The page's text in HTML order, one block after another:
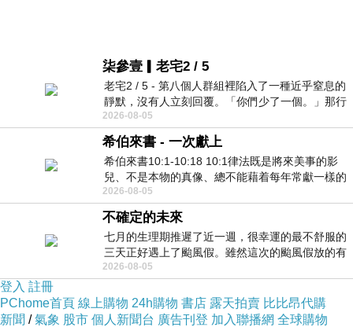
柒參壹▎老宅2 / 5
老宅2 / 5 - 第八個人群組裡陷入了一種近乎窒息的
靜默，沒有人立刻回覆。「你們少了一個。」那行
字像一顆冰冷的鐵釘，硬生生刺進螢
2026-08-05
希伯來書 - 一次獻上
希伯來書10:1-10:18 10:1律法既是將來美事的影
兒、不是本物的真像、總不能藉着每年常獻一樣的
祭物、叫那近前來的人得以完全。 10
2026-08-05
不確定的未來
七月的生理期推遲了近一週，很幸運的最不舒服的
三天正好遇上了颱風假。雖然這次的颱風假放的有
點虛，因為風雨不大，但這也是最想要的
2026-08-05
登入 註冊
PChome首頁 線上購物 24h購物 書店 露天拍賣 比比昂代購
新聞 /氣象 股市 個人新聞台 廣告刊登 加入聯播網 全球購物